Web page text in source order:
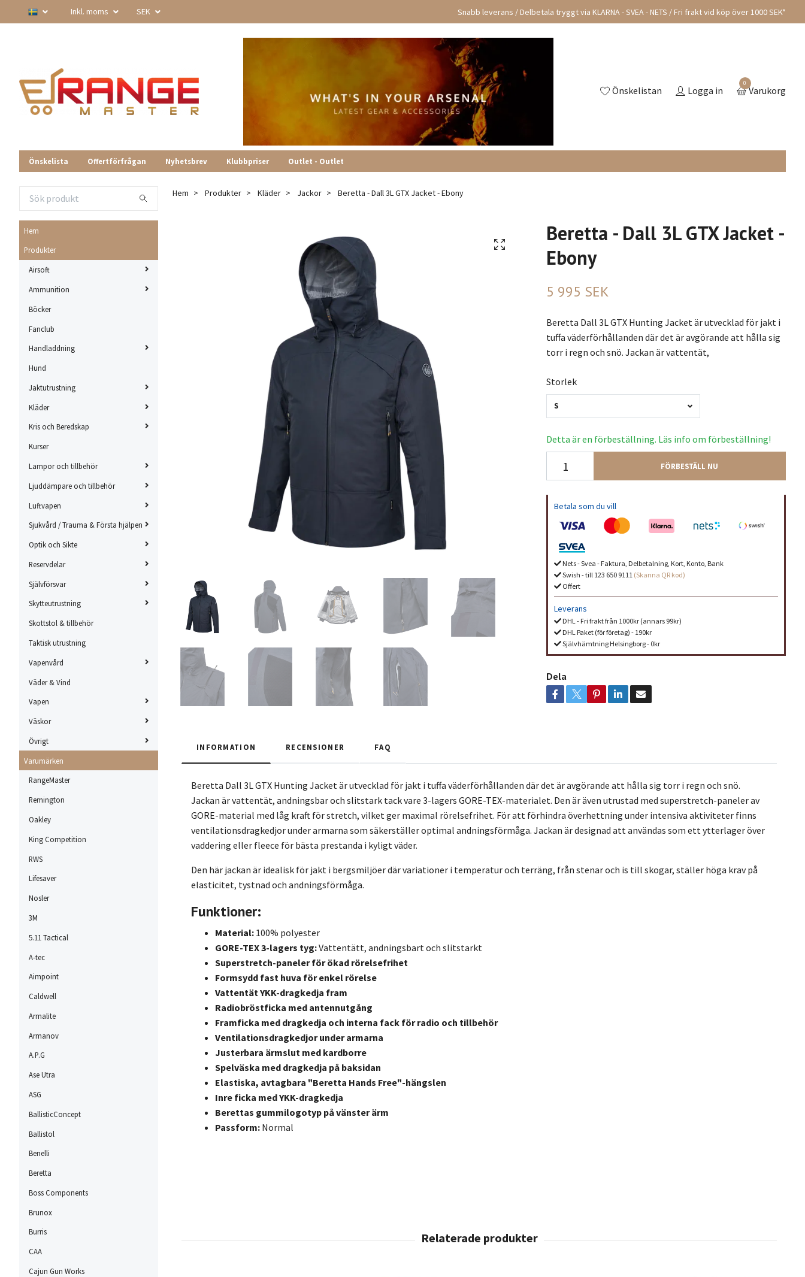
Inkl. moms SEK Snabb leverans / Delbetala tryggt via KLARNA - SVEA - NETS / Fri frakt vid köp över 1000 SEK*
Önskelistan Logga in
0
Varukorg
Önskelista Offertförfrågan Nyhetsbrev Klubbpriser Outlet - Outlet
Hem
Produkter
Airsoft
Ammunition
Böcker
Fanclub
Handladdning
Hund
Jaktutrustning
Kläder
Kris och Beredskap
Kurser
Lampor och tillbehör
Ljuddämpare och tillbehör
Luftvapen
Sjukvård / Trauma & Första hjälpen
Optik och Sikte
Reservdelar
Självförsvar
Skytteutrustning
Skottstol & tillbehör
Taktisk utrustning
Vapenvård
Väder & Vind
Vapen
Väskor
Övrigt
Varumärken
RangeMaster
Remington
Oakley
King Competition
RWS
Lifesaver
Nosler
3M
5.11 Tactical
A-tec
Aimpoint
Caldwell
Armalite
Armanov
A.P.G
Ase Utra
ASG
BallisticConcept
Ballistol
Benelli
Beretta
Boss Components
Brunox
Burris
CAA
Cajun Gun Works
Hem Produkter Kläder Jackor Beretta - Dall 3L GTX Jacket - Ebony
Beretta - Dall 3L GTX Jacket -
Ebony
5 995 SEK
Beretta Dall 3L GTX Hunting Jacket är utvecklad för jakt i
tuffa väderförhållanden där det är avgörande att hålla sig
torr i regn och snö. Jackan är vattentät,
Storlek
S
Detta är en förbeställning. Läs info om förbeställning!
FÖRBESTÄLL NU
Betala som du vill
Nets - Svea - Faktura, Delbetalning, Kort, Konto, Bank
Swish - till 123 650 9111 (Skanna QR kod)
Offert
Leverans
DHL - Fri frakt från 1000kr (annars 99kr)
DHL Paket (för företag) - 190kr
Självhämtning Helsingborg - 0kr
Dela
INFORMATION RECENSIONER FAQ
Beretta Dall 3L GTX Hunting Jacket är utvecklad för jakt i tuffa väderförhållanden där det är avgörande att hålla sig torr i regn och snö.
Jackan är vattentät, andningsbar och slitstark tack vare 3-lagers GORE-TEX-materialet. Den är även utrustad med superstretch-paneler av
GORE-material med låg kraft för stretch, vilket ger maximal rörelsefrihet. För att förhindra överhettning under intensiva aktiviteter finns
ventilationsdragkedjor under armarna som säkerställer optimal andningsförmåga. Jackan är designad att användas som ett ytterlager över
vaddering eller fleece för bästa prestanda i kyligt väder.
Den här jackan är idealisk för jakt i bergsmiljöer där variationer i temperatur och terräng, från stenar och is till skogar, ställer höga krav på
elasticitet, tystnad och andningsförmåga.
Funktioner:
Material: 100% polyester
GORE-TEX 3-lagers tyg:Vattentätt, andningsbart och slitstarkt
Superstretch-paneler för ökad rörelsefrihet
Formsydd fast huva för enkel rörelse
Vattentät YKK-dragkedja fram
Radiobröstficka med antennutgång
Framficka med dragkedja och interna fack för radio och tillbehör
Ventilationsdragkedjor under armarna
Justerbara ärmslut med kardborre
Spelväska med dragkedja på baksidan
Elastiska, avtagbara "Beretta Hands Free"-hängslen
Inre ficka med YKK-dragkedja
Berettas gummilogotyp på vänster ärm
Passform: Normal